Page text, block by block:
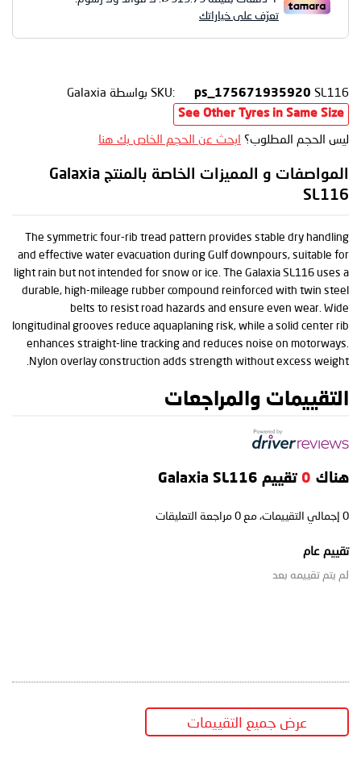
SKU: ps_175671935920 SL116 بواسطة Galaxia
See Other Tyres in Same Size
ليس الحجم المطلوب؟ ابحث عن الحجم الخاص بك هنا
المواصفات و المميزات الخاصة بالمنتج Galaxia
SL116
The symmetric four-rib tread pattern provides stable dry handling
and effective water evacuation during Gulf downpours, suitable for
light rain but not intended for snow or ice. The Galaxia SL116 uses a
durable, high-mileage rubber compound reinforced with twin steel
belts to resist road hazards and ensure even wear. Wide
longitudinal grooves reduce aquaplaning risk, while a solid center rib
enhances straight-line tracking and reduces noise on motorways.
Nylon overlay construction adds strength without excess weight.
التقييمات والمراجعات
هناك 0 تقييم Galaxia SL116
0 إجمالي التقييمات، مع 0 مراجعة التعليقات
تقييم عام
لم يتم تقييمه بعد
عرض جميع التقييمات